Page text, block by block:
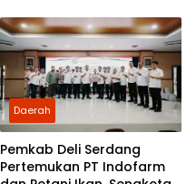
Daerah
Pemkab Deli Serdang
Pertemukan PT Indofarm